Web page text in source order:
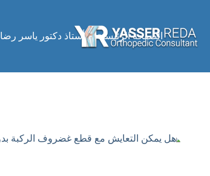
المحتوى
الصفحة الرئيسية أستاذ دكتور ياسر رضا